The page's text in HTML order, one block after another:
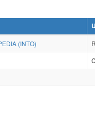
(INTO)